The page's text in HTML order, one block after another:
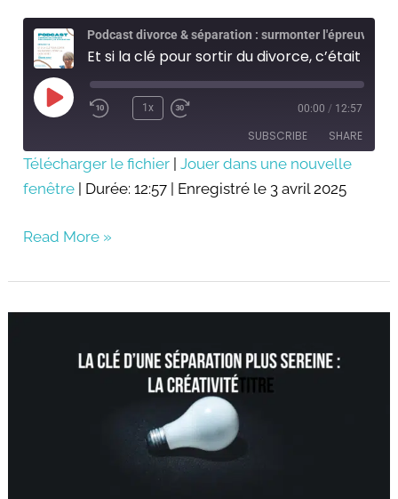
Podcast divorce & séparation : surmonter l'épreuve
Play
Episode
1x 00:00 / 12:57
SUBSCRIBE SHARE
SHARE
LINK
Télécharger le fichier |Jouer dans une nouvelle
fenêtre
Durée: 12:57 Enregistré le 3 avril 2025
Read More »